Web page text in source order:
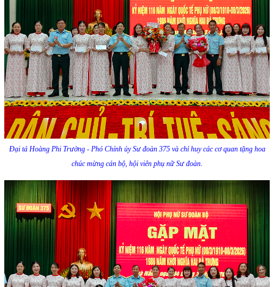
Đại tá Hoàng Phi Trường - Phó Chính ủy Sư đoàn 375 và chỉ huy các cơ quan tặng hoa
chúc mừng cán bộ, hội viên phụ nữ Sư đoàn.